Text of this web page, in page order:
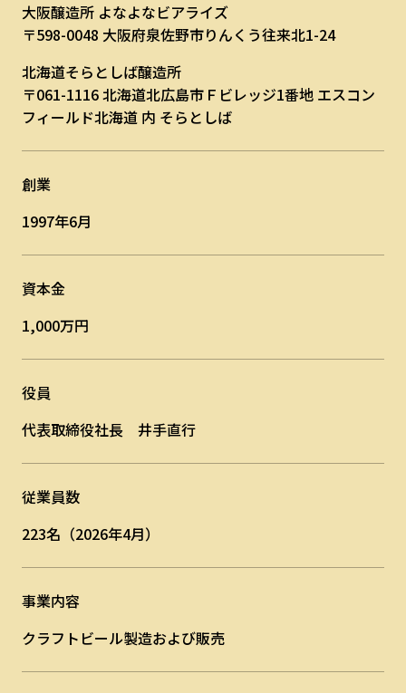
大阪醸造所 よなよなビアライズ
〒598-0048 大阪府泉佐野市りんくう往来北1-24
北海道そらとしば醸造所
〒061-1116 北海道北広島市Ｆビレッジ1番地 エスコン
フィールド北海道 内 そらとしば
創業
1997年6月
資本金
1,000万円
役員
代表取締役社長 井手直行
従業員数
223名（2026年4月）
事業内容
クラフトビール製造および販売